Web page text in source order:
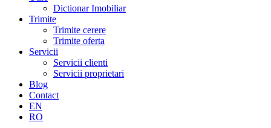
Dictionar Imobiliar
Trimite
Trimite cerere
Trimite oferta
Servicii
Servicii clienti
Servicii proprietari
Blog
Contact
EN
RO